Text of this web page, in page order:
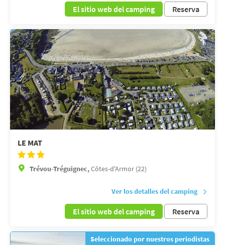
El sitio web del camping Reserva
LE MAT
Trévou-Tréguignec,Côtes-d'Armor (22)
Ver los detalles del camping
El sitio web del camping Reserva
Seleccionado por nuestros periodistas